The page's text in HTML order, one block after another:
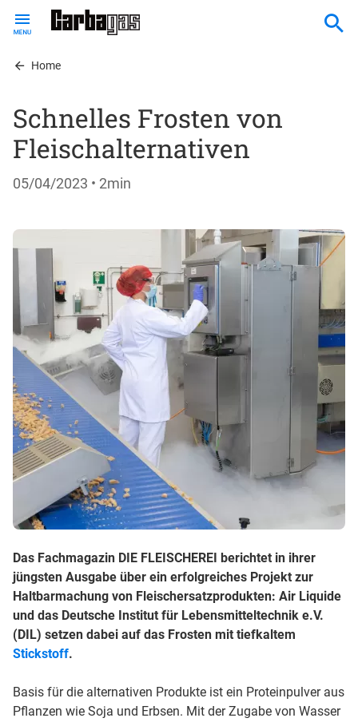
contentHome
Schnelles Frosten von
Fleischalternativen
05/04/2023 • 2min
Das Fachmagazin DIE FLEISCHEREI berichtet in ihrer
jüngsten Ausgabe über ein erfolgreiches Projekt zur
Haltbarmachung von Fleischersatzprodukten: Air Liquide
und das Deutsche Institut für Lebensmitteltechnik e.V.
(DIL) setzen dabei auf das Frosten mit tiefkaltem
Stickstoff.
Basis für die alternativen Produkte ist ein Proteinpulver aus
Pflanzen wie Soja und Erbsen. Mit der Zugabe von Wasser